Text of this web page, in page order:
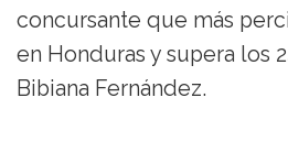
concursante que más
en Honduras y supera los
Bibiana Fernández.